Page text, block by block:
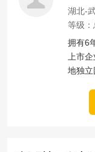
湖北-
等级：
拥有6
上市
地独立